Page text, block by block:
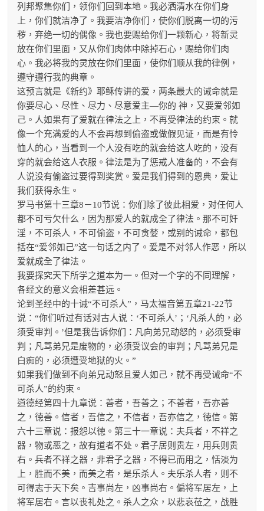
列邦聚集你们，领你们回到本地。我必洒清水在你们身
上，你们就洁净了。我要洁净你们，使你们脱离一切的污
秽，弃绝一切的偶像。我也要赐给你们一颗新心，将新灵
放在你们里面，又从你们肉体中除掉石心，赐给你们肉
心。我必将我的灵放在你们里面，使你们顺从我的律例，
遵守遵行我的典章。
这预言就是《新约》耶稣传讲的爱，两条最大的诫命就是
你要尽心、尽性、尽力、尽意爱主—你的 神，又要爱邻如
己。人如果有了爱就在律法之上，不再受律法的约束。就
像一个充满爱的人不会再想到偷盗或做假见证，而是有怜
恤人的心，当看到一个人没有吃的就会给这人吃的，没有
穿的就会给这人衣服。律法是为了惩戒人准备的，不会有
人说没有偷盗过要得到奖赏。爱是我们得到的恩典，爱让
我们获得永生。
罗马书第十三章8－10节说：你们除了彼此相爱，对任何人
都不可亏欠什么，因为那爱人的就成全了律法。那不可奸
淫，不可杀人，不可偷盗，不可贪婪，或别的诫命，都包
括在“爱邻如己”这一句话之内了。爱是不对邻人作恶，所以
爱就成全了律法。
我要探究天下所学之道本为一。但对一个字的不同理解，
各经文的意义会相差甚远。
论到圣经中的十诫“不可杀人”，马太福音第五章21-22节
说：“你们听过有话对古人说：‘不可杀人’；‘凡杀人的，必
须受审判。’但是我告诉你们：凡向弟兄动怒的，必须受审
判；凡骂弟兄是废物的，必须受议会的审判；凡骂弟兄是
白痴的，必须遭受地狱的火。”
如果我们做到不向弟兄动怒且爱人如己，就不再受诫命“不
可杀人”的约束。
道德经第四十九章说：善者，吾善之；不善者，吾亦善
之，徳善。信者，吾信之，不信者，吾亦信之，徳信。第
六十三章说：报怨以徳。第三十一章说：夫兵者，不祥之
器，物或恶之，故有道者不处。君子居则贵左，用兵则贵
右。兵者不祥之器，非君子之器，不得已而用之，恬淡为
上，胜而不美，而美之者，是乐杀人。夫乐杀人者，则不
可得志于天下矣。吉事尚左，凶事尚右。偏将军居左，上
将军居右。言以丧礼处之。杀人之众，以悲哀莅之，战胜